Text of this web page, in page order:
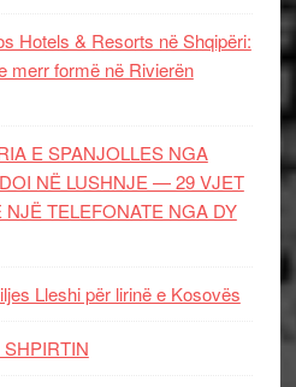
Hotels & Resorts në Shqipëri:
merr formë në Rivierën
E SPANJOLLES NGA
NË LUSHNJE — 29 VJET
NJË TELEFONATE NGA DY
Lleshi për lirinë e Kosovës